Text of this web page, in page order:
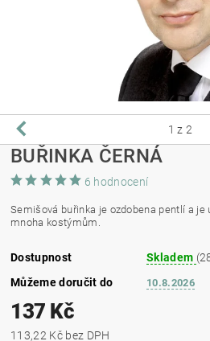
1 z 2
BUŘINKA ČERNÁ
6 hodnocení
Semišová buřinka je ozdobena pentlí a je
mnoha kostýmům.
Dostupnost Skladem
Můžeme doručit do
10.8.2026
137 Kč
113,22 Kč bez DPH